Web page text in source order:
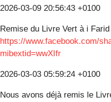
2026-03-09 20:56:43 +0100
Remise du Livre Vert à i
https://www.facebook.com/
mibextid=wwXIfr
2026-03-03 05:59:24 +0100
Nous avons déjà remis le